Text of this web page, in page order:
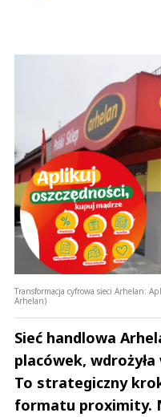
Transformacja cyfrowa sieci Arhelan:
Arhelan)
Sieć handlowa
placówek,
To strategiczny
formatu proximity.